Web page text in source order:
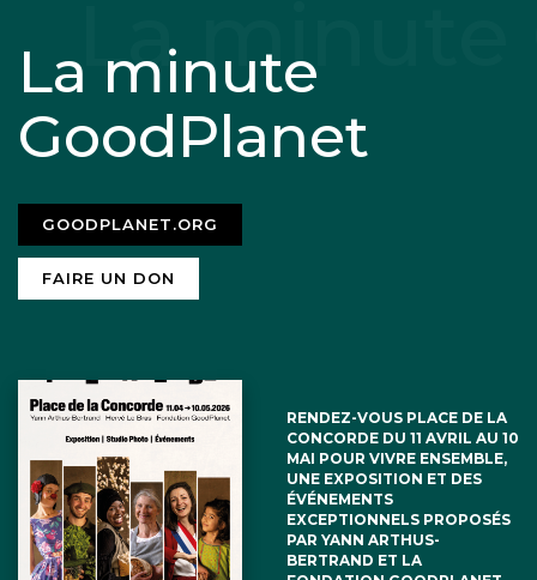
La minute
GoodPlanet
GOODPLANET.ORG
FAIRE UN DON
RENDEZ-VOUS PLACE DE LA
CONCORDE DU 11 AVRIL AU 10
MAI POUR VIVRE ENSEMBLE,
UNE EXPOSITION ET DES
ÉVÉNEMENTS
EXCEPTIONNELS PROPOSÉS
PAR YANN ARTHUS-
BERTRAND ET LA